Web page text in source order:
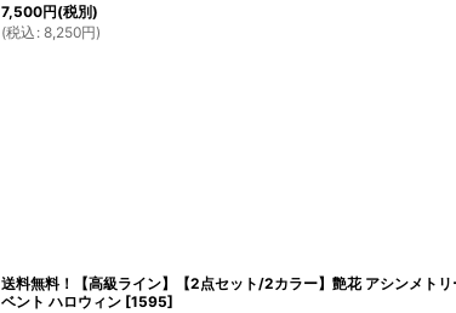
7,500円(税別)
(税込 : 8,250円)
送料無料！【高級ライン】【2点セット/2カラー】艶花 アシンメト
ベント ハロウィン [1595]